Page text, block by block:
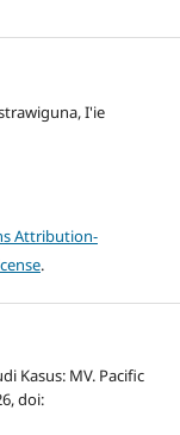
I'ie
Attribution-
.
Kasus: MV. Pacific
doi: